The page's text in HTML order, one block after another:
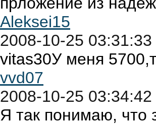
Aleksei15
2008-10-25 03:31:33
vitas30У меня
vvd07
2008-10-25 03:34:42
Я так понимаю,